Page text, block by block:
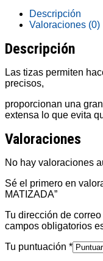
Descripción
Valoraciones (0)
Descripción
Las tizas permiten
precisos,
proporcionan una
extensa lo que evita
Valoraciones
No hay valoraciones
Sé el primero en
MATIZADA”
Tu dirección de
campos obligatorios
Tu puntuación *